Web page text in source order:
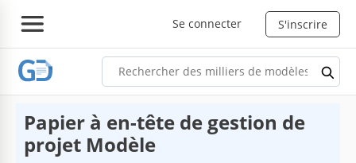
Se connecter S'inscrire
Papier à en-tête de gestion de
projet Modèle